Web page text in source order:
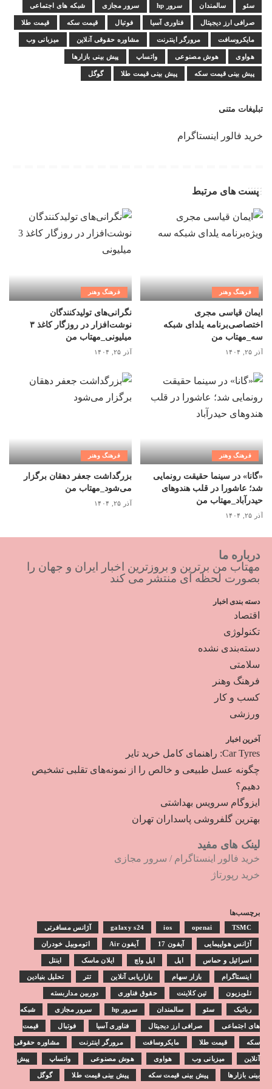
سئو سالمندان سرور hp سرور مجازی شبکه های اجتماعی
صرافی ارز دیجیتال فناوری آسیا فوتبال قیمت سکه قیمت طلا
مایکروسافت مرورگر اینترنت مشاوره حقوقی آنلاین میزبانی وب
هواوی هوش مصنوعی واتساپ پیش بینی بازارها
پیش بینی قیمت سکه پیش بینی قیمت طلا گوگل
تبلیغات متنی
خرید فالور اینستاگرام
پست های مرتبط
فرهنگ وهنر
ایمان قیاسی مجری
اختصاصی‌برنامه یلدای شبکه
سه_مهتاب من
آذر ۲۵, ۱۴۰۴
فرهنگ وهنر
نگرانی‌های تولیدکنندگان
نوشت‌افزار در روزگار کاغذ ۳
میلیونی_مهتاب من
آذر ۲۵, ۱۴۰۴
فرهنگ وهنر
«گانا» در سینما حقیقت رونمایی
شد؛ عاشورا در قلب هندوهای
حیدرآباد_مهتاب من
آذر ۲۵, ۱۴۰۴
فرهنگ وهنر
بزرگداشت جعفر دهقان برگزار
می‌شود_مهتاب من
آذر ۲۵, ۱۴۰۴
درباره ما
مهتاب من برترین و بروزترین اخبار ایران و جهان را
بصورت لحظه ای منتشر می کند
دسته بندی اخبار
اقتصاد
تکنولوژی
دسته‌بندی نشده
سلامتی
فرهنگ وهنر
کسب و کار
ورزشی
آخرین اخبار
Car Tyres: راهنمای کامل خرید تایر
چگونه عسل طبیعی و خالص را از نمونه‌های تقلبی تشخیص
دهیم؟
ایزوگام سرویس بهداشتی
بهترین گلفروشی پاسداران تهران
لینک های مفید
خرید فالور اینستاگرام / سرور مجازی
خرید رپورتاژ
برچسب‌ها
galaxy s24 ios openai TSMC آژانس مسافرتی
آژانس هواپیمایی آیفون 17 آیفون Air اتوموبیل خودران
اسرائیل و حماس اپل اپل واچ ایلان ماسک اینتل
اینستاگرام بازار سهام بازاریابی آنلاین تتر تحلیل بنیادین
تلویزیون تین کلاینت حقوق فناوری دوربین مداربسته
رباتیک سئو سالمندان سرور hp سرور مجازی شبکه
های اجتماعی صرافی ارز دیجیتال فناوری آسیا فوتبال قیمت
سکه قیمت طلا مایکروسافت مرورگر اینترنت مشاوره حقوقی
آنلاین میزبانی وب هواوی هوش مصنوعی واتساپ پیش
بینی بازارها پیش بینی قیمت سکه پیش بینی قیمت طلا گوگل